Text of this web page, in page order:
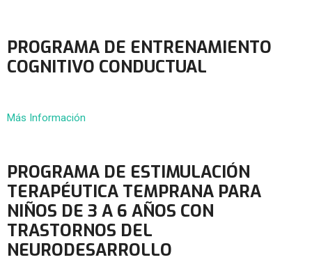
PROGRAMA DE ENTRENAMIENTO
COGNITIVO CONDUCTUAL
Más Información
PROGRAMA DE ESTIMULACIÓN
TERAPÉUTICA TEMPRANA PARA
NIÑOS DE 3 A 6 AÑOS CON
TRASTORNOS DEL
NEURODESARROLLO